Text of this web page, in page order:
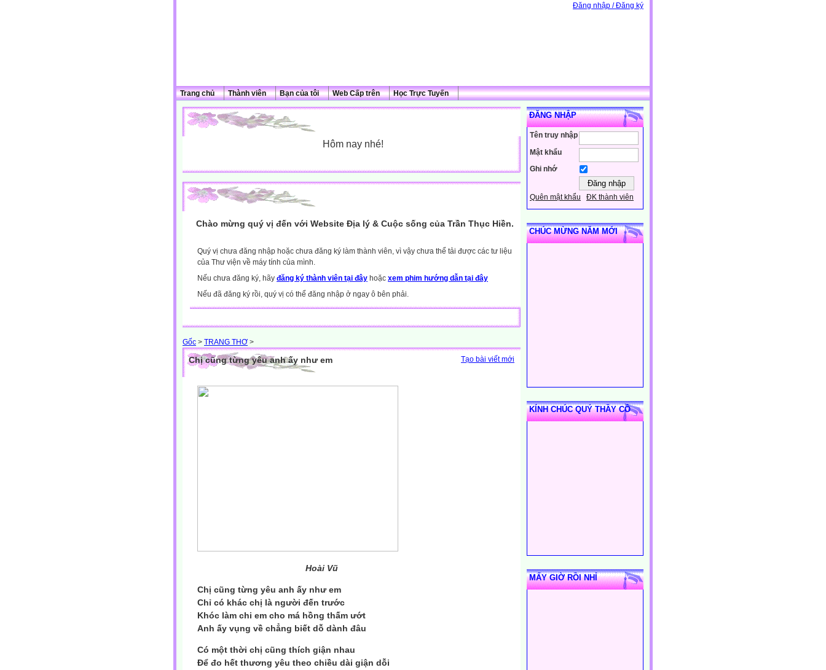
Đăng nhập / Đăng ký
Trang chủ Thành viên Bạn của tôi Web Cấp trên Học Trực Tuyến
ĐĂNG NHẬP
Tên truy nhập
Mật khẩu
Ghi nhớ
Quên mật khẩu ĐK thành viên
CHÚC MỪNG NĂM MỚI
KÍNH CHÚC QUÝ THẦY CÔ
MẤY GIỜ RỒI NHỈ
Hôm nay nhé!
Chào mừng quý vị đến với Website Địa lý & Cuộc sống của Trần Thục Hiền.
Quý vị chưa đăng nhập hoặc chưa đăng ký làm thành viên, vì vậy chưa thể tải được các tư liệu
của Thư viện về máy tính của mình.
Nếu chưa đăng ký, hãy đăng ký thành viên tại đây hoặc xem phim hướng dẫn tại đây
Nếu đã đăng ký rồi, quý vị có thể đăng nhập ở ngay ô bên phải.
Gốc > TRANG THƠ >
Tạo bài viết mới
Chị cũng từng yêu anh ấy như em
Hoài Vũ
Chị cũng từng yêu anh ấy như em
Chỉ có khác chị là người đến trước
Khóc làm chi em cho má hồng thấm ướt
Anh ấy vụng về chẳng biết dỗ dành đâu
Có một thời chị cũng thích giận nhau
Để đo hết thương yêu theo chiều dài giận dỗi